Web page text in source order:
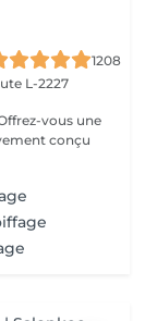
1208
L-2227
conçu